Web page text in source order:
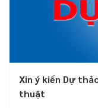
Xin ý kiến Dự
thuật